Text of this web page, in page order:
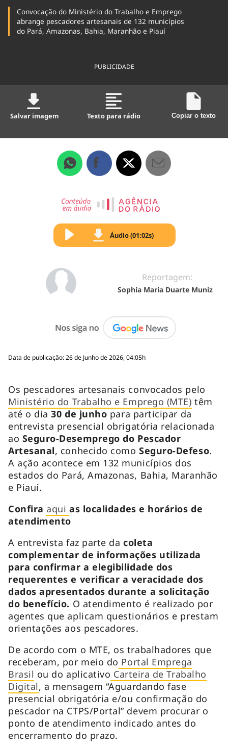
Convocação do Ministério do Trabalho e Emprego
abrange pescadores artesanais de 132 municípios
do Pará, Amazonas, Bahia, Maranhão e Piauí
PUBLICIDADE
Salvar imagem Texto para rádio Copiar o texto
Áudio (01:02s)
Reportagem:
Sophia Maria Duarte Muniz
Data de publicação: 26 de Junho de 2026, 04:05h
Os pescadores artesanais convocados pelo
Ministério do Trabalho e Emprego (MTE) têm
até o dia30 de junho para participar da
entrevista presencial obrigatória relacionada
ao Seguro-Desemprego do Pescador
Artesanal, conhecido comoSeguro-Defeso.
A ação acontece em 132 municípios dos
estados do Pará, Amazonas, Bahia, Maranhão
e Piauí.
Confira aquias localidades e horários de
atendimento
A entrevista faz parte da coleta
complementar de informações utilizada
para confirmar a elegibilidade dos
requerentes e verificar a veracidade dos
dados apresentados durante a solicitação
do benefício. O atendimento é realizado por
agentes que aplicam questionários e prestam
orientações aos pescadores.
De acordo com o MTE, os trabalhadores que
receberam, por meio do Portal Emprega
Brasil ou do aplicativo Carteira de Trabalho
Digital, a mensagem “Aguardando fase
presencial obrigatória e/ou confirmação do
pescador na CTPS/Portal” devem procurar o
ponto de atendimento indicado antes do
encerramento do prazo.